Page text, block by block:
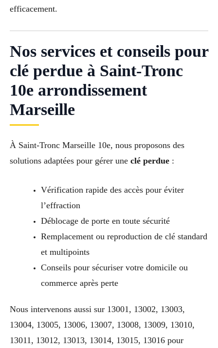
efficacement.
Nos services et conseils pour
clé perdue à Saint-Tronc
10e arrondissement
Marseille
À Saint-Tronc Marseille 10e, nous proposons des
solutions adaptées pour gérer une clé perdue :
Vérification rapide des accès pour éviter
l’effraction
Déblocage de porte en toute sécurité
Remplacement ou reproduction de clé standard
et multipoints
Conseils pour sécuriser votre domicile ou
commerce après perte
Nous intervenons aussi sur 13001, 13002, 13003,
13004, 13005, 13006, 13007, 13008, 13009, 13010,
13011, 13012, 13013, 13014, 13015, 13016 pour